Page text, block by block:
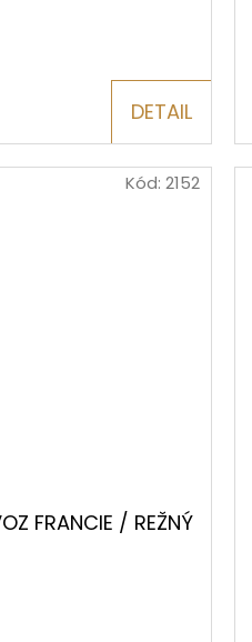
DETAIL
FRANCIE / REŽNÝ
Kód: 2152